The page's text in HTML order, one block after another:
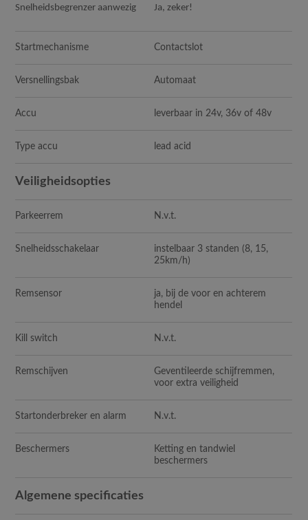
Snelheidsbegrenzer aanwezig Ja, zeker!
Startmechanisme Contactslot
Versnellingsbak Automaat
Accu leverbaar in 24v, 36v of 48v
Type accu lead acid
Veiligheidsopties
Parkeerrem N.v.t.
Snelheidsschakelaar
instelbaar 3 standen (8, 15,
25km/h)
Remsensor
ja, bij de voor en achterem
hendel
Kill switch N.v.t.
Remschijven
Geventileerde schijfremmen,
voor extra veiligheid
Startonderbreker en alarm N .v.t.
Beschermers
Ketting en tandwiel
beschermers
Algemene specificaties